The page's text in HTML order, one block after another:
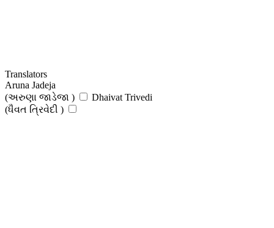
Translators
Aruna Jadeja
(અરુણા જાડેજા )
Dhaivat Trivedi
(ધૈવત ત્રિવેદી )